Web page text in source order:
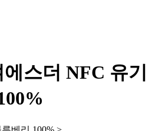
스더 NFC 유기